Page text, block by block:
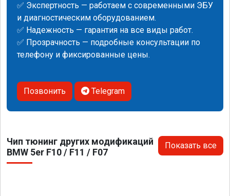
✅ Экспертность — работаем с современными ЭБУ
и диагностическим оборудованием.
✅ Надежность — гарантия на все виды работ.
✅ Прозрачность — подробные консультации по
телефону и фиксированные цены.
Позвонить Telegram
Чип тюнинг других модификаций
BMW 5er F10 / F11 / F07
Показать все